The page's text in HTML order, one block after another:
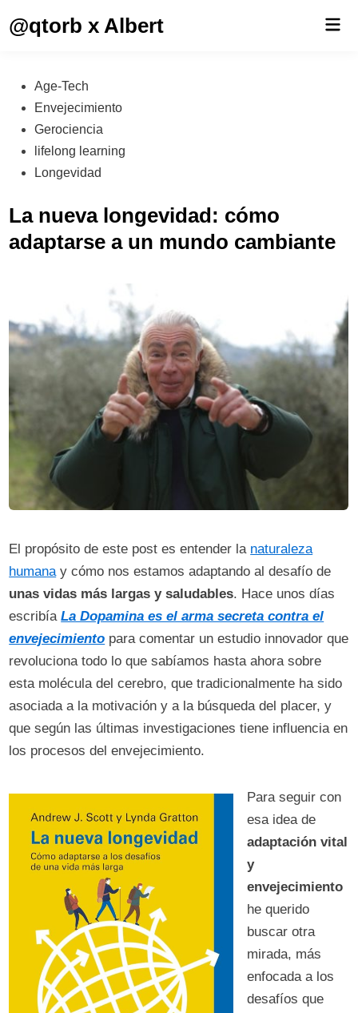
@qtorb x Albert
Publicado
en
Age-Tech
Envejecimiento
Gerociencia
lifelong learning
Longevidad
La nueva longevidad: cómo
adaptarse a un mundo cambiante
El propósito de este post es entender la naturaleza
humanay cómo nos estamos adaptando al desafío de
unas vidas más largas y saludables. Hace unos días
escribíaLa Dopamina es el arma secreta contra el
envejecimiento para comentar un estudio innovador que
revoluciona todo lo que sabíamos hasta ahora sobre
esta molécula del cerebro, que tradicionalmente ha sido
asociada a la motivación y a la búsqueda del placer, y
que según las últimas investigaciones tiene influencia en
los procesos del envejecimiento.
Para seguir con
esa idea de
adaptación vital
y
envejecimiento
he querido
buscar otra
mirada, más
enfocada a los
desafíos que